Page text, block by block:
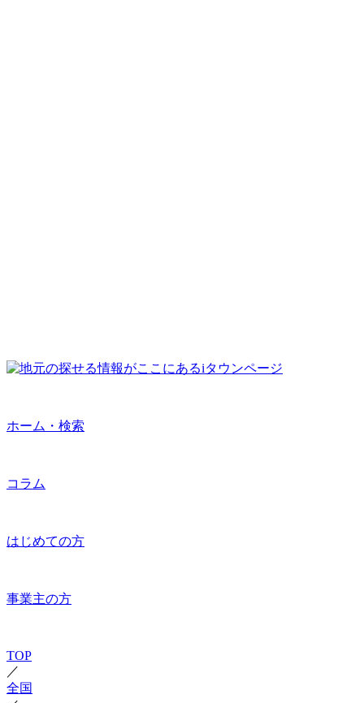
ホーム・検索
コラム
はじめての方
事業主の方
TOP
／
全国